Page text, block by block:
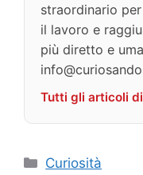
straordinario
il lavoro e
più diretto e
Tutti gli articoli
Categorie
Curiosità